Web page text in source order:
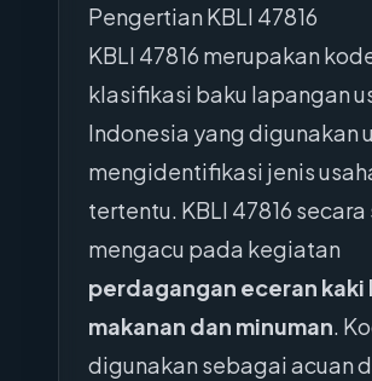
Pengertian KBLI 47816
KBLI 47816 merupakan
klasifikasi baku lapangan
Indonesia yang digunakan
mengidentifikasi jenis
tertentu. KBLI 47816
mengacu pada kegiatan
perdagangan eceran kaki
makanan dan minuman.
digunakan sebagai acuan